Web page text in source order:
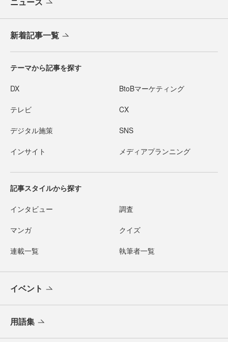
新着記事一覧
テーマから記事を探す
DX BtoBマーケティング
テレビ CX
デジタル施策 SNS
インサイト メディアプランニング
記事スタイルから探す
インタビュー 調査
マンガ クイズ
連載一覧 執筆者一覧
イベント
用語集